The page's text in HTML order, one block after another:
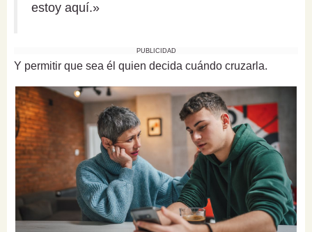
estoy aquí.»
PUBLICIDAD
Y permitir que sea él quien decida cuándo cruzarla.